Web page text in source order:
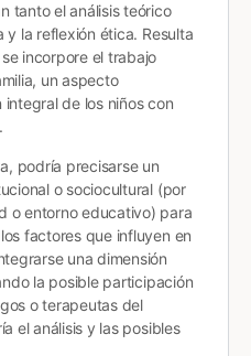
tanto el análisis teórico
la reflexión ética. Resulta
incorpore el trabajo
un aspecto
de los niños con
podría precisarse un
o sociocultural (por
o entorno educativo) para
factores que influyen en
una dimensión
la posible participación
o terapeutas del
el análisis y las posibles